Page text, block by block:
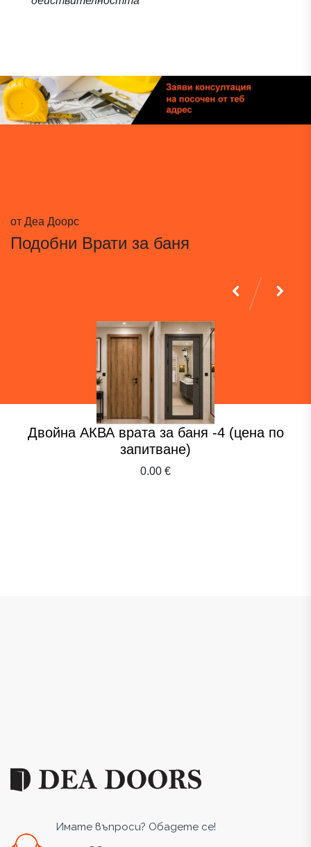
от Деа Доорс
Подобни Врати за баня
Двойна АКВА врата за баня -4 (цена по
запитване)
0.00 €
Имате въпроси? Обадете се!